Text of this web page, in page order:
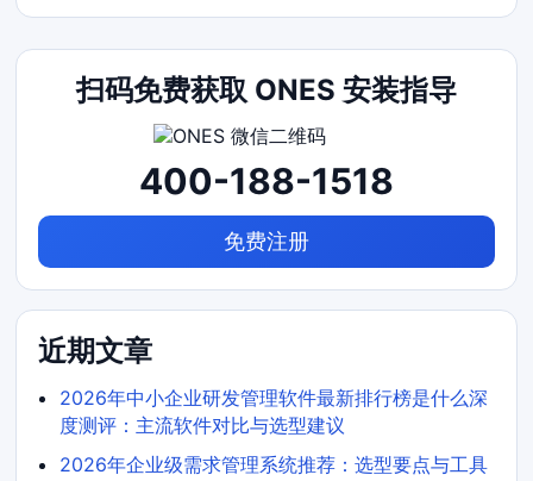
扫码免费获取 ONES 安装指导
400-188-1518
免费注册
近期文章
2026年中小企业研发管理软件最新排行榜是什么深
度测评：主流软件对比与选型建议
2026年企业级需求管理系统推荐：选型要点与工具